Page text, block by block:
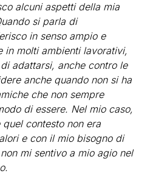
alcuni aspetti della mia
si parla di
in senso ampio e
in molti ambienti lavorativi,
adattarsi, anche contro le
anche quando non si ha
che non sempre
di essere. Nel mio caso,
contesto non era
e con il mio bisogno di
mi sentivo a mio agio nel